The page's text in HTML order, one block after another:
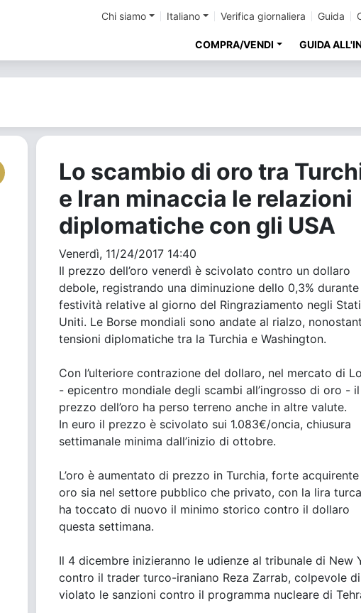
Chi siamo Italiano Verifica giornaliera Guida
COMPRA/VENDI GUIDA
Cerca
Lo scambio di oro tra
e Iran minaccia le relazioni
diplomatiche con gli USA
Venerdì, 11/24/2017 14:40
Il prezzo dell’oro venerdì è scivolato contro un dollaro
debole, registrando una diminuzione dello 0,3%
festività relative al giorno del Ringraziamento negli Stati
Uniti. Le Borse mondiali sono andate al rialzo,
tensioni diplomatiche tra la Turchia e Washington.
Con l’ulteriore contrazione del dollaro, nel mercato di
- epicentro mondiale degli scambi all’ingrosso di oro - il
prezzo dell’oro ha perso terreno anche in altre valute.
In euro il prezzo è scivolato sui 1.083€/oncia, chiusura
settimanale minima dall’inizio di ottobre.
L’oro è aumentato di prezzo in Turchia, forte
oro sia nel settore pubblico che privato, con la lira
ha toccato di nuovo il minimo storico contro il dollaro
questa settimana.
Il 4 dicembre inizieranno le udienze al tribunale di New
contro il trader turco-iraniano Reza Zarrab, colpevole
violato le sanzioni contro il programma nucleare di